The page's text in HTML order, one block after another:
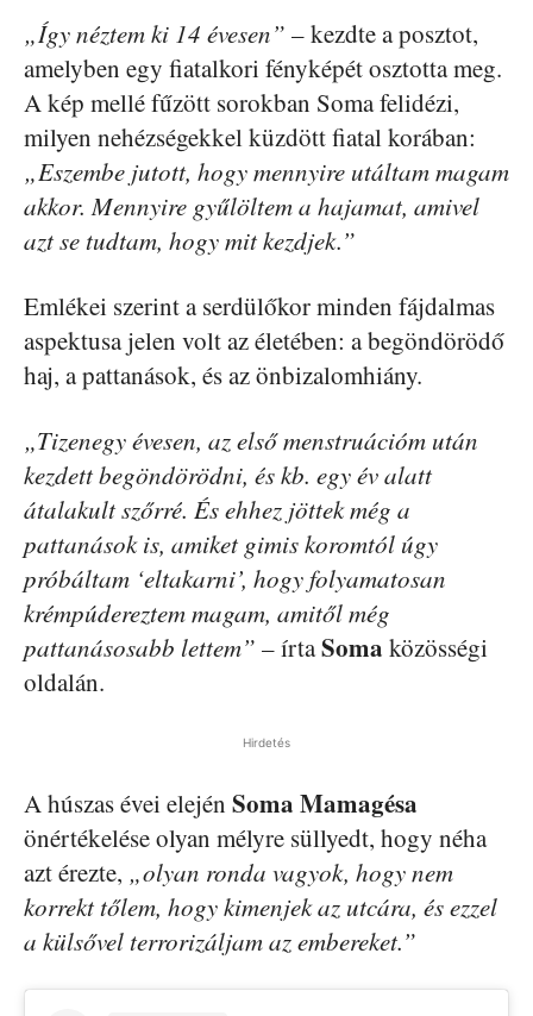
„Így néztem ki 14 évesen” – kezdte a posztot,
amelyben egy fiatalkori fényképét osztotta meg.
A kép mellé fűzött sorokban Soma felidézi,
milyen nehézségekkel küzdött fiatal korában:
„Eszembe jutott, hogy mennyire utáltam magam
akkor. Mennyire gyűlöltem a hajamat, amivel
azt se tudtam, hogy mit kezdjek.”
Emlékei szerint a serdülőkor minden fájdalmas
aspektusa jelen volt az életében: a begöndörödő
haj, a pattanások, és az önbizalomhiány.
„Tizenegy évesen, az első menstruációm után
kezdett begöndörödni, és kb. egy év alatt
átalakult szőrré. És ehhez jöttek még a
pattanások is, amiket gimis koromtól úgy
próbáltam ‘eltakarni’, hogy folyamatosan
krémpúdereztem magam, amitől még
pattanásosabb lettem” – írtaSoma közösségi
oldalán.
Hirdetés
A húszas évei elején Soma Mamagésa
önértékelése olyan mélyre süllyedt, hogy néha
azt érezte, „olyan ronda vagyok, hogy nem
korrekt tőlem, hogy kimenjek az utcára, és ezzel
a külsővel terrorizáljam az embereket.”